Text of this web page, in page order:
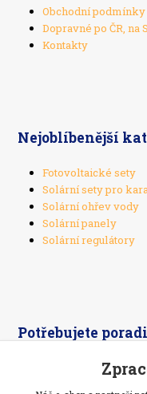
Obchodní podmínky
Dopravné po ČR, na
Kontakty
Nejoblíbenější
Fotovoltaické sety
Solární sety pro
Solární ohřev vody
Solární panely
Solární regulátory
Potřebujete
+420 603 526